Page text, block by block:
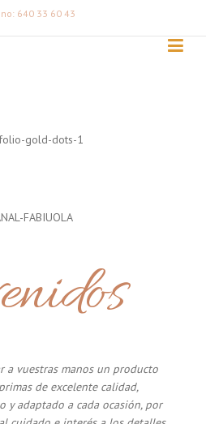
640 33 60 43
a vuestras manos un producto
de excelente calidad,
y adaptado a cada ocasión, por